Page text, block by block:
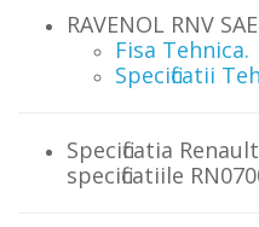
RAVENOL RNV
Fisa Tehnica.
Specificatii
Specificatia
specificatiile